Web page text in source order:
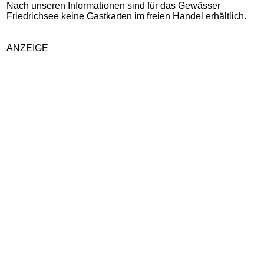
Nach unseren Informationen sind für das Gewässer
Friedrichsee keine Gastkarten im freien Handel erhältlich.
ANZEIGE